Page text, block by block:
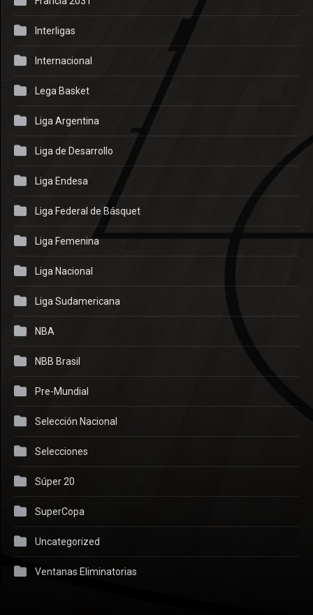
Interligas
Internacional
Lega Basket
Liga Argentina
Liga de Desarrollo
Liga Endesa
Liga Federal de Básquet
Liga Femenina
Liga Nacional
Liga Sudamericana
NBA
NBB Brasil
Pre-Mundial
Selección Nacional
Selecciones
Súper 20
SuperCopa
Uncategorized
Ventanas Eliminatorias